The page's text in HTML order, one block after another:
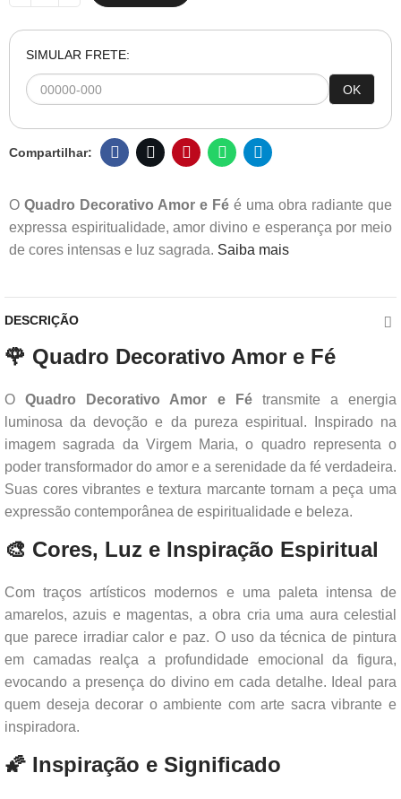
SIMULAR FRETE:
OK
O Quadro Decorativo Amor e Fé é uma obra radiante que
expressa espiritualidade, amor divino e esperança por meio
de cores intensas e luz sagrada. Saiba mais
DESCRIÇÃO
🌹 Quadro Decorativo Amor e Fé
OQuadro Decorativo Amor e Fétransmite a energia
luminosa da devoção e da pureza espiritual. Inspirado na
imagem sagrada da Virgem Maria, o quadro representa o
poder transformador do amor e a serenidade da fé verdadeira.
Suas cores vibrantes e textura marcante tornam a peça uma
expressão contemporânea de espiritualidade e beleza.
🎨 Cores, Luz e Inspiração Espiritual
Com traços artísticos modernos e uma paleta intensa de
amarelos, azuis e magentas, a obra cria uma aura celestial
que parece irradiar calor e paz. O uso da técnica de pintura
em camadas realça a profundidade emocional da figura,
evocando a presença do divino em cada detalhe. Ideal para
quem deseja decorar o ambiente com arte sacra vibrante e
inspiradora.
🌠 Inspiração e Significado